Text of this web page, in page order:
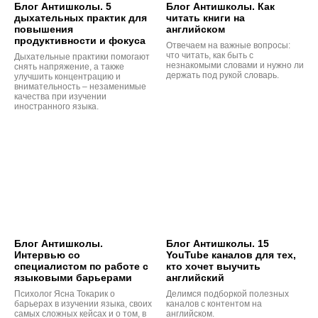
Блог Антишколы. 5
дыхательных практик для
повышения
продуктивности и фокуса
Дыхательные практики помогают
снять напряжение, а также
улучшить концентрацию и
внимательность – незаменимые
качества при изучении
иностранного языка.
Блог Антишколы. Как
читать книги на
английском
Отвечаем на важные вопросы:
что читать, как быть с
незнакомыми словами и нужно ли
держать под рукой словарь.
Блог Антишколы.
Интервью со
специалистом по работе с
языковыми барьерами
Психолог Ясна Токарик о
барьерах в изучении языка, своих
самых сложных кейсах и о том, в
Блог Антишколы. 15
YouTube каналов для тех,
кто хочет выучить
английский
Делимся подборкой полезных
каналов с контентом на
английском.